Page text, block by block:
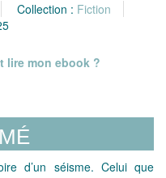
Collection : Fiction
lire mon ebook ?
d’un séisme. Celui que